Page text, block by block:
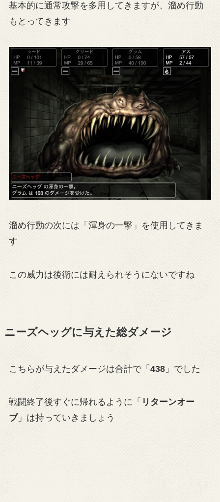
基本的に通常攻撃を多用してきますが、溜め行動
もとってきます
溜め行動の次には「渾身の一撃」を使用してきま
す
この威力は後衛には耐えられそうにないですね
ニーズヘッグに与えた総ダメージ
こちらが与えたダメージは合計で「 438」でした
戦闘終了後すぐに帰れるように「 リターンオー
ブ」は持っていきましょう